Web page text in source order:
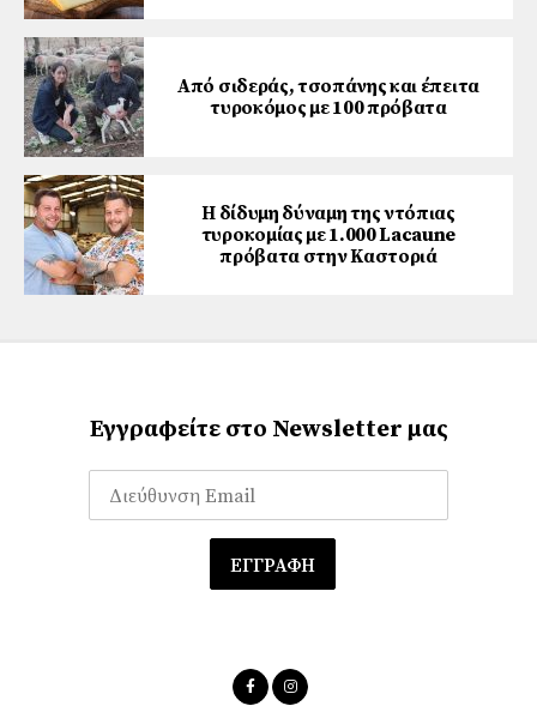
Από σιδεράς, τσοπάνης και έπειτα
τυροκόμος με 100 πρόβατα
Η δίδυμη δύναμη της ντόπιας
τυροκομίας με 1.000 Lacaune
πρόβατα στην Καστοριά
Εγγραφείτε στο Newsletter μας